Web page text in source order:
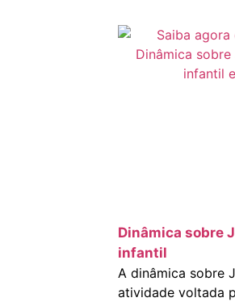
Dinâmica sobre
infantil
A dinâmica sobre
atividade voltada